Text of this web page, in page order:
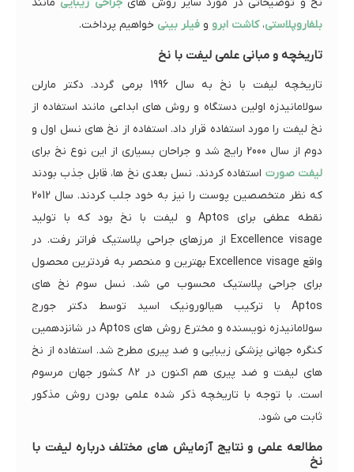
نخ و توضیحاتی در مورد سایر روش هایجراحی زیبایی مانند
بلفاروپلاستی،کاشت ابرو و فیلر بینی خواهیم پرداخت.
تاریخچه و مبانی علمی لیفت با نخ
تاریخچه لیفت با نخ به سال 1996 برمی گردد. دکتر مارلن
سولامانیدزه اولین دستگاه و روش های ابداعی مانند استفاده از
نخ لیفت را مورد استفاده قرار داد. استفاده از نخ های نسل اول و
دوم از سال 2000 رایج شد و جراحان بسیاری از این نوع نخ برای
لیفت صورت استفاده کردند. نسل بعدی نخ ها، قابل جذب بودند
که نظر متخصصین پوست را نیز به خود جلب کردند. سال 2012
نقطه عطفی برای Aptos و لیفت با نخ بود که با تولید
Excellence visage از مرزهای جراحی پلاستیک فراتر رفت. در
واقع Excellence visage بهترین و منحصر به فردترین محصول
برای جراحی پلاستیک محسوب می شد. نسل سوم نخ های
Aptos با ترکیب هیالورونیک اسید توسط دکتر جورج
سولامانیدزه نویسنده و مخترع روش های Aptos در شانزدهمین
کنگره جهانی پزشکی زیبایی و ضد پیری مطرح شد. استفاده از نخ
های لیفت و ضد پیری هم اکنون در 82 کشور جهان مرسوم
است. با توجه با تاریخچه ذکر شده علمی بودن روش مذکور
ثابت می شود.
مطالعه علمی و نتایج آزمایش های مختلف درباره لیفت با
نخ